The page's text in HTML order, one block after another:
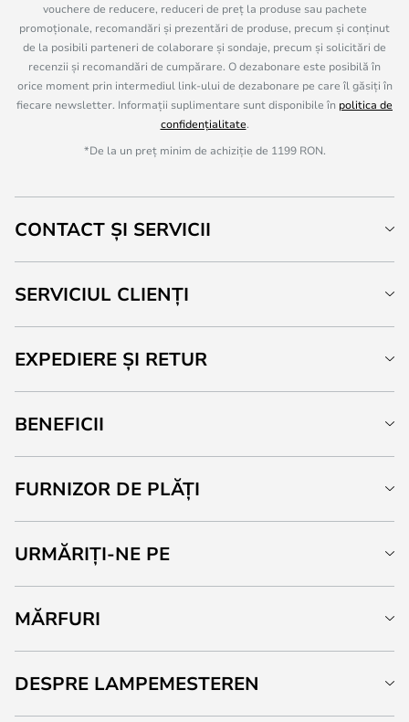
vouchere de reducere, reduceri de preț la produse sau pachete
promoționale, recomandări și prezentări de produse, precum și conținut
de la posibili parteneri de colaborare și sondaje, precum și solicitări de
recenzii și recomandări de cumpărare. O dezabonare este posibilă în
orice moment prin intermediul link-ului de dezabonare pe care îl găsiți în
fiecare newsletter. Informații suplimentare sunt disponibile în politica de
confidențialitate.
*De la un preț minim de achiziție de 1199 RON.
CONTACT ȘI SERVICII
SERVICIUL CLIENȚI
EXPEDIERE ȘI RETUR
BENEFICII
FURNIZOR DE PLĂȚI
URMĂRIȚI-NE PE
MĂRFURI
DESPRE LAMPEMESTEREN